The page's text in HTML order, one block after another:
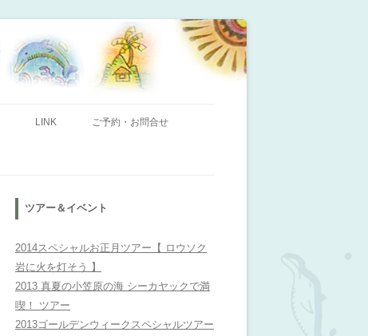
LINK ご予約・お問合せ
ツアー＆イベント
2014スペシャルお正月ツアー【 ロウソク
岩に火を灯そう 】
2013 真夏の小笠原の海 シーカヤックで満
喫！ ツアー
2013ゴールデンウィークスペシャルツアー